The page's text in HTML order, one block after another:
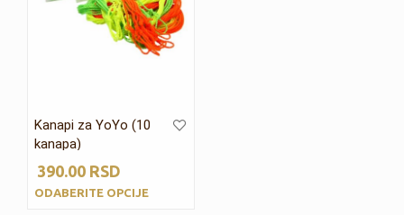
Kanapi za YoYo (10
kanapa)
390.00 RSD
ODABERITE OPCIJE